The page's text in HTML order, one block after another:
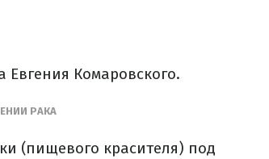
Евгения Комаровского.
РАКА
(пищевого красителя) под